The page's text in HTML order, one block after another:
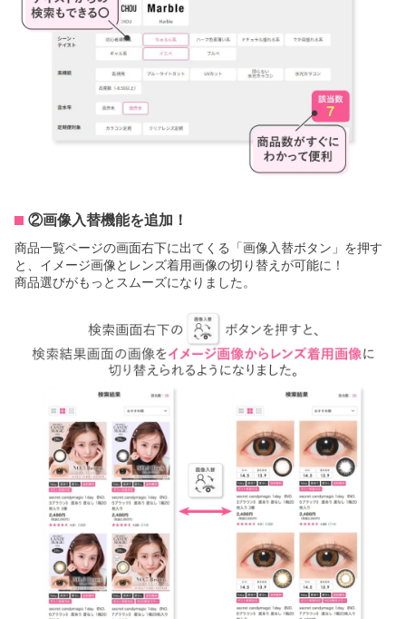
②画像入替機能を追加！
商品一覧ページの画面右下に出てくる「画像入替ボタン」を押す
と、イメージ画像とレンズ着用画像の切り替えが可能に！
商品選びがもっとスムーズになりました。